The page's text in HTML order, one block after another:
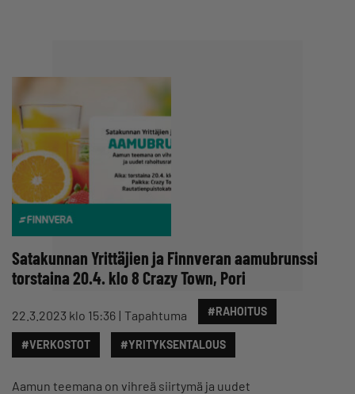
Satakunnan Yrittäjien ja Finnveran aamubrunssi
torstaina 20.4. klo 8 Crazy Town, Pori
22.3.2023 klo 15:36 Tapahtuma #RAHOITUS
#VERKOSTOT #YRITYKSENTALOUS
Aamun teemana on vihreä siirtymä ja uudet